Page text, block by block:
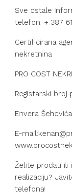
Sve ostale
telefon: + 387
Certificirana
nekretnina
PRO COST
Registarski broj
Envera
E-
Želite prodati ili
realizaciju?
telefona!